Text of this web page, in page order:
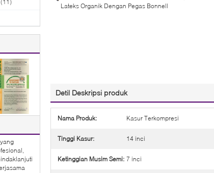
(11)
Lateks Organik Dengan Pegas Bonnell
Detil Deskripsi produk
Nama Produk: Kasur Terkompresi
Tinggi Kasur: 14 inci
Ketinggian Musim Semi: 7 inci